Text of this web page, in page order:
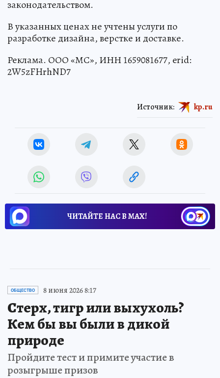
законодательством.
В указанных ценах не учтены услуги по
разработке дизайна, верстке и доставке.
Реклама. ООО «МС», ИНН 1659081677, erid:
2W5zFHrhND7
Источник: kp.ru
ЧИТАЙТЕ НАС В МАХ!
ОБЩЕСТВО 8 июня 2026 8:17
Стерх, тигр или выхухоль?
Кем бы вы были в дикой
природе
Пройдите тест и примите участие в
розыгрыше призов